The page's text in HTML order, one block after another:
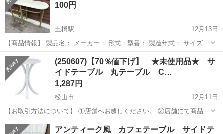
作業になります。①部品を...
100円
土橋駅
12月13日
【商品情報】 製品名： メーカー： 形式・型番： 製造年式： サイズ：
120×40×87.5 （単位：cm、幅×奥行×高さ） 色： 【付属品】 【商品の
状態・備考】 中古品、簡易清掃済み。 天板に傷や欠けがあります。
...
愛媛 テーブル 砥部町
(250607)【70％値下げ】 ★未使用品★ サ
イドテーブル 丸テーブル C…
1,287円
松山市
12月11日
【お取引方法について】 ①店舗へお越しください。 ②店舗にて商品を
受け渡し時に代金をお支払い下さい。 ＜店舗情報＞ 中古オフィス家具
専門店『事務太郎』 松山市天山3-9-30 営業時間：10時～18時（日曜
愛媛 松山市 サイドテーブル
アンティーク風 カフェテーブル サイドテ